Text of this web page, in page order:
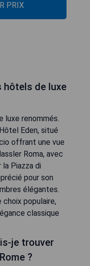
PRIX
hôtels de luxe
luxe renommés.
Eden, situé
offrant une vue
Roma, avec
Piazza di
pour son
élégantes.
choix populaire,
classique
je trouver
?